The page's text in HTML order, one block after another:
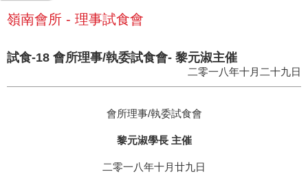
嶺南會所 - 理事試食會
試食-18 會所理事/執委試食會- 黎元淑主催
二零一八年十月二十九日
會所理事/執委試食會
黎元淑學長 主催
二零一八年十月廿九日